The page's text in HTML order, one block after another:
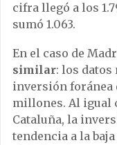
cifra llegó a los
sumó 1.063.
En el caso de
similar: los datos
inversión foránea
millones. Al igual
Cataluña, la
tendencia a la